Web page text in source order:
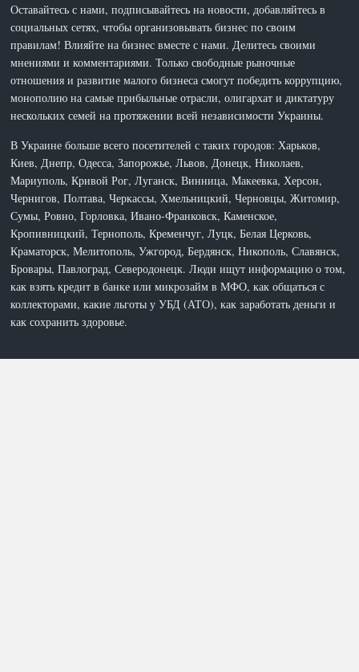
Оставайтесь с нами, подписывайтесь на новости, добавляйтесь в
социальных сетях, чтобы организовывать бизнес по своим
правилам! Влияйте на бизнес вместе с нами. Делитесь своими
мнениями и комментариями. Только свободные рыночные
отношения и развитие малого бизнеса смогут победить коррупцию,
монополию на самые прибыльные отрасли, олигархат и диктатуру
нескольких семей на протяжении всей независимости Украины.
В Украине больше всего посетителей с таких городов: Харьков,
Киев, Днепр, Одесса, Запорожье, Львов, Донецк, Николаев,
Мариуполь, Кривой Рог, Луганск, Винница, Макеевка, Херсон,
Чернигов, Полтава, Черкассы, Хмельницкий, Черновцы, Житомир,
Сумы, Ровно, Горловка, Ивано-Франковск, Каменское,
Кропивницкий, Тернополь, Кременчуг, Луцк, Белая Церковь,
Краматорск, Мелитополь, Ужгород, Бердянск, Никополь, Славянск,
Бровары, Павлоград, Северодонецк. Люди ищут информацию о том,
как взять кредит в банке или микрозайм в МФО, как общаться с
коллекторами, какие льготы у УБД (АТО), как заработать деньги и
как сохранить здоровье.